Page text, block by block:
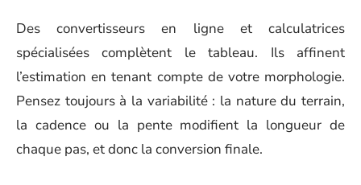
Des convertisseurs en ligne et calculatrices
spécialisées complètent le tableau. Ils affinent
l’estimation en tenant compte de votre morphologie.
Pensez toujours à la variabilité : la nature du terrain,
la cadence ou la pente modifient la longueur de
chaque pas, et donc la conversion finale.